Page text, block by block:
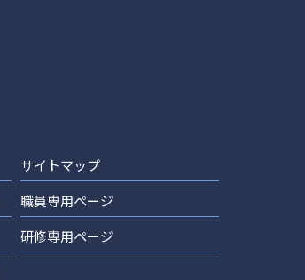
サイトマップ
職員専用ページ
研修専用ページ